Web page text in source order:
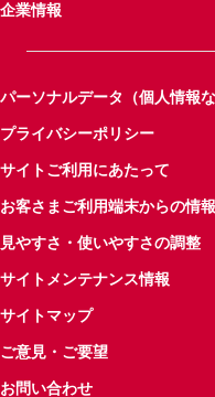
企業情報
パーソナルデータ（個人情報
プライバシーポリシー
サイトご利用にあたって
お客さまご利用端末からの情
見やすさ・使いやすさの調整
サイトメンテナンス情報
サイトマップ
ご意見・ご要望
お問い合わせ